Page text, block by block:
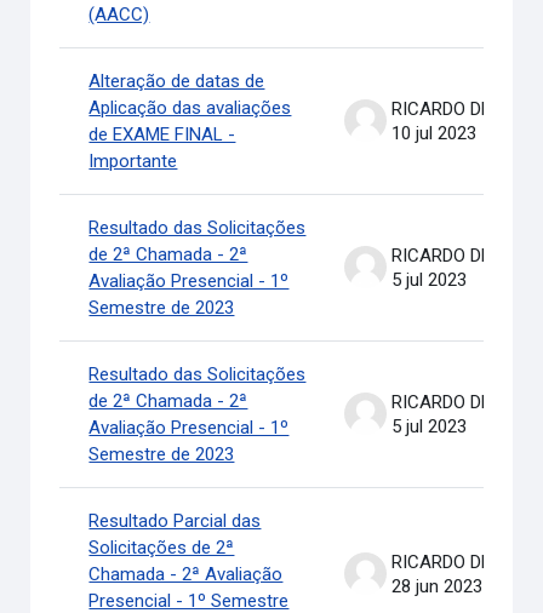
(AACC)
Alteração de datas de
Aplicação das avaliações
de EXAME FINAL -
Importante
10 jul 2023
Resultado das Solicitações
de 2ª Chamada - 2ª
Avaliação Presencial - 1º
Semestre de 2023
5 jul 2023
Resultado das Solicitações
de 2ª Chamada - 2ª
Avaliação Presencial - 1º
Semestre de 2023
5 jul 2023
Resultado Parcial das
Solicitações de 2ª
Chamada - 2ª Avaliação
Presencial - 1º Semestre
28 jun 2023